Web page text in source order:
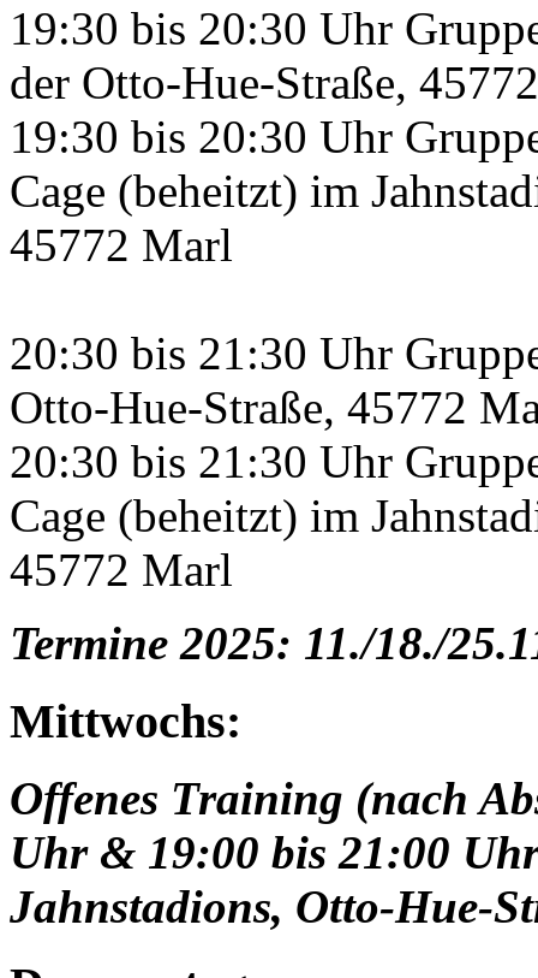
19:30 bis 20:30 Uhr
der Otto-Hue-Straße,
19:30 bis 20:30 Uhr
Cage (beheitzt) im
45772 Marl
20:30 bis 21:30 Uhr
Otto-Hue-Straße, 45772
20:30 bis 21:30 Uhr
Cage (beheitzt) im
45772 Marl
Termine 2025: 11./18./
Mittwochs:
Offenes Training (nach
Uhr & 19:00 bis 21:00
Jahnstadions, Otto-Hue-